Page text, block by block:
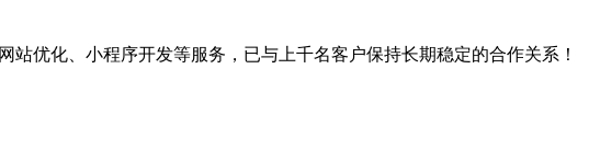
优化、小程序开发等服务，已与上千名客户保持长期稳定的合作关系！